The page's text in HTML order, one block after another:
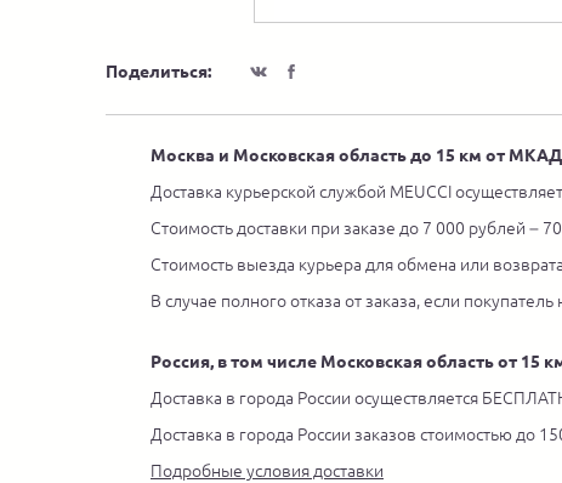
Поделиться:
Москва и Московская область до 15 км от МКАД
Доставка курьерской службой MEUCCI
Стоимость доставки при заказе до 7 000 рублей –
Стоимость выезда курьера для обмена или
В случае полного отказа от заказа, если
Россия, в том числе Московская область от 15
Доставка в города России осуществляется
Доставка в города России заказов стоимостью до
Подробные условия доставки